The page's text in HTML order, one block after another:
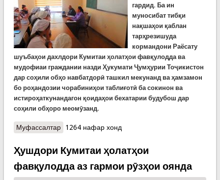
гардид. Ба ин
муносибат тибқи
нақшаҳои қаблан
тарҳрезишуда
кормандони Раёсату
шуъбаҳои дахлдори Кумитаи ҳолатҳои фавқулодда ва
мудофиаи граждании назди Ҳукумати Ҷумҳурии Тоҷикистон
дар соҳили обҳо навбатдорӣ ташкил мекунанд ва ҳамзамон
бо роҳандозии чорабиниҳои таблиғотӣ ба сокинон ва
истироҳаткунандагон қоидаҳои бехатарии будубош дар
соҳили обҳоро меомӯзанд.
Муфассалтаро Оғози мавсими оббозӣ дар кишвар.
1264 нафар хонд
Ҳушдори Кумитаи ҳолатҳои
фавқулодда аз гармои рӯзҳои оянда